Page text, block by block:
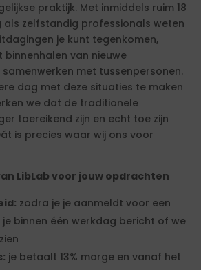
praktijk. Met inmiddels ruim 18
als zelfstandig professionals weten
je kunt tegenkomen,
binnenhalen van nieuwe
met tussenpersonen.
dag met deze situaties te maken
we dat de traditionele
toereikend zijn en echt toe zijn
is precies waar wij ons voor
LibLab voor jouw opdrachten
zodra je je aanmeldt voor een
binnen één werkdag bericht of we
je betaalt 13% marge en vanaf het